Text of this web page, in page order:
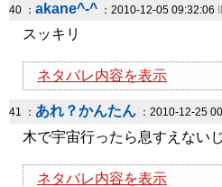
40 ： akane^-^ ：2010-12-05 09:32:06
スッキリ
ネタバレ内容を表示
41 ： あれ？かんたん ：2010-12-25
木で宇宙行ったら息すえない
ネタバレ内容を表示